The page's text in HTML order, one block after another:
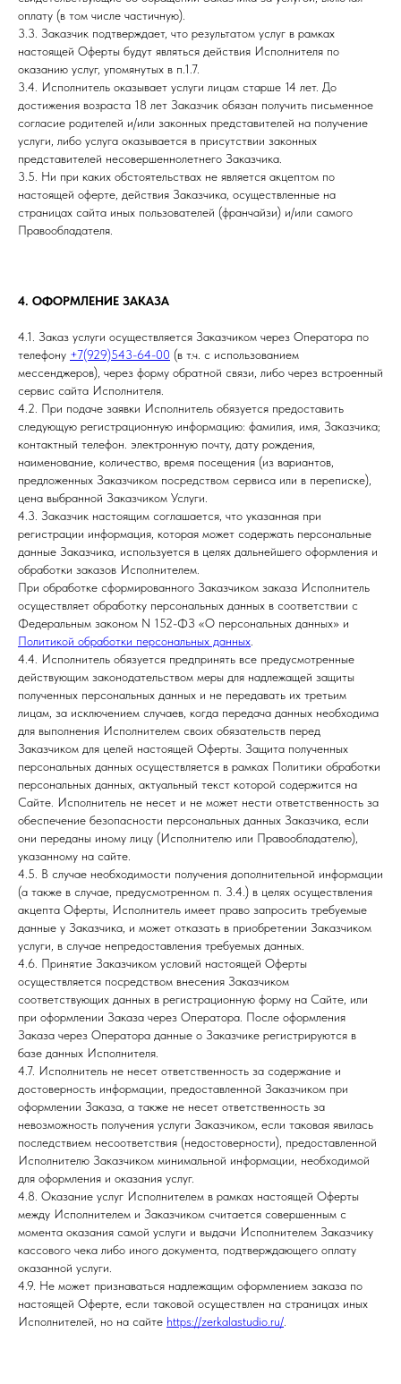
оплату (в том числе частичную).
3.3. Заказчик подтверждает, что результатом услуг в рамках
настоящей Оферты будут являться действия Исполнителя по
оказанию услуг, упомянутых в п.1.7.
3.4. Исполнитель оказывает услуги лицам старше 14 лет. До
достижения возраста 18 лет Заказчик обязан получить письменное
согласие родителей и/или законных представителей на получение
услуги, либо услуга оказывается в присутствии законных
представителей несовершеннолетнего Заказчика.
3.5. Ни при каких обстоятельствах не является акцептом по
настоящей оферте, действия Заказчика, осуществленные на
страницах сайта иных пользователей (франчайзи) и/или самого
Правообладателя.
4. ОФОРМЛЕНИЕ ЗАКАЗА
4.1. Заказ услуги осуществляется Заказчиком через Оператора по
телефону +7(929)543-64-00 (в т.ч. с использованием
мессенджеров), через форму обратной связи, либо через встроенный
сервис сайта Исполнителя.
4.2. При подаче заявки Исполнитель обязуется предоставить
следующую регистрационную информацию: фамилия, имя, Заказчика;
контактный телефон. электронную почту, дату рождения,
наименование, количество, время посещения (из вариантов,
предложенных Заказчиком посредством сервиса или в переписке),
цена выбранной Заказчиком Услуги.
4.3. Заказчик настоящим соглашается, что указанная при
регистрации информация, которая может содержать персональные
данные Заказчика, используется в целях дальнейшего оформления и
обработки заказов Исполнителем.
При обработке сформированного Заказчиком заказа Исполнитель
осуществляет обработку персональных данных в соответствии с
Федеральным законом N 152-ФЗ «О персональных данных» и
Политикой обработки персональных данных
4.4. Исполнитель обязуется предпринять все предусмотренные
действующим законодательством меры для надлежащей защиты
полученных персональных данных и не передавать их третьим
лицам, за исключением случаев, когда передача данных необходима
для выполнения Исполнителем своих обязательств перед
Заказчиком для целей настоящей Оферты. Защита полученных
персональных данных осуществляется в рамках Политики обработки
персональных данных, актуальный текст которой содержится на
Сайте. Исполнитель не несет и не может нести ответственность за
обеспечение безопасности персональных данных Заказчика, если
они переданы иному лицу (Исполнителю или Правообладателю),
указанному на сайте.
4.5. В случае необходимости получения дополнительной информации
(а также в случае, предусмотренном п. 3.4.) в целях осуществления
акцепта Оферты, Исполнитель имеет право запросить требуемые
данные у Заказчика, и может отказать в приобретении Заказчиком
услуги, в случае непредоставления требуемых данных.
4.6. Принятие Заказчиком условий настоящей Оферты
осуществляется посредством внесения Заказчиком
соответствующих данных в регистрационную форму на Сайте, или
при оформлении Заказа через Оператора. После оформления
Заказа через Оператора данные о Заказчике регистрируются в
базе данных Исполнителя.
4.7. Исполнитель не несет ответственность за содержание и
достоверность информации, предоставленной Заказчиком при
оформлении Заказа, а также не несет ответственность за
невозможность получения услуги Заказчиком, если таковая явилась
последствием несоответствия (недостоверности), предоставленной
Исполнителю Заказчиком минимальной информации, необходимой
для оформления и оказания услуг.
4.8. Оказание услуг Исполнителем в рамках настоящей Оферты
между Исполнителем и Заказчиком считается совершенным с
момента оказания самой услуги и выдачи Исполнителем Заказчику
кассового чека либо иного документа, подтверждающего оплату
оказанной услуги.
4.9. Не может признаваться надлежащим оформлением заказа по
настоящей Оферте, если таковой осуществлен на страницах иных
Исполнителей, но на сайте https://zerkalastudio.ru/